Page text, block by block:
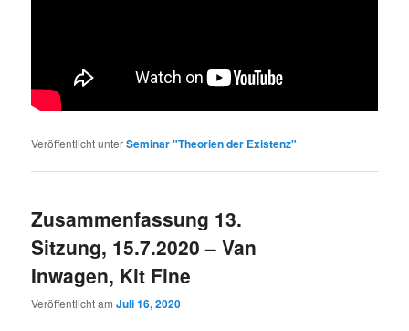
Veröffentlicht unterSeminar "Theorien der Existenz"
Zusammenfassung 13.
Sitzung, 15.7.2020 – Van
Inwagen, Kit Fine
Veröffentlicht amJuli 16, 2020